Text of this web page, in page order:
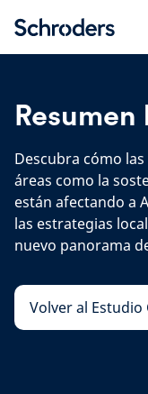
content
Resumen
Descubra cómo
áreas como la
están afectando a
las estrategias
nuevo panorama
Volver al